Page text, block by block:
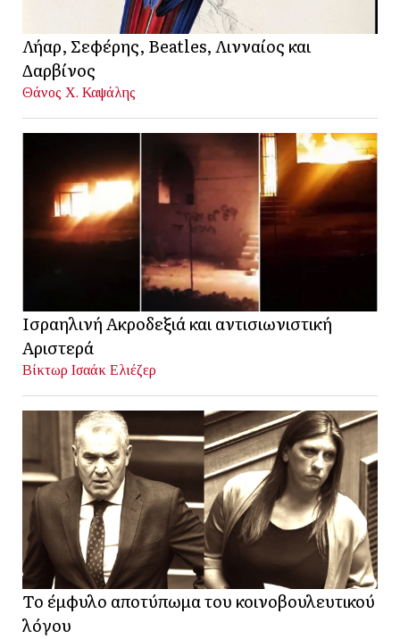
Λήαρ, Σεφέρης, Beatles, Λινναίος και
Δαρβίνος
Θάνος Χ. Καψάλης
Ισραηλινή Ακροδεξιά και αντισιωνιστική
Αριστερά
Βίκτωρ Ισαάκ Ελιέζερ
Το έμφυλο αποτύπωμα του κοινοβουλευτικού
λόγου